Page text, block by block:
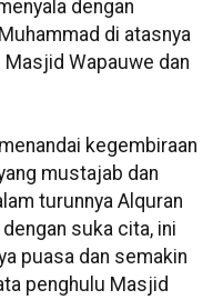
dengan
di atasnya
Wapauwe dan
kegembiraan
mustajab dan
turunnya Alquran
suka cita, ini
puasa dan semakin
penghulu Masjid